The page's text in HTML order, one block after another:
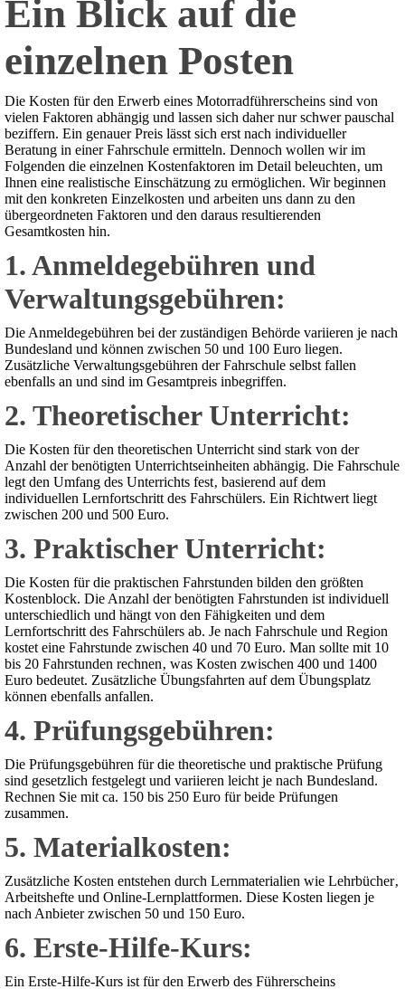
Ein Blick auf die
einzelnen Posten
Die Kosten für den Erwerb eines Motorradführerscheins sind von
vielen Faktoren abhängig und lassen sich daher nur schwer pauschal
beziffern. Ein genauer Preis lässt sich erst nach individueller
Beratung in einer Fahrschule ermitteln. Dennoch wollen wir im
Folgenden die einzelnen Kostenfaktoren im Detail beleuchten‚ um
Ihnen eine realistische Einschätzung zu ermöglichen. Wir beginnen
mit den konkreten Einzelkosten und arbeiten uns dann zu den
übergeordneten Faktoren und den daraus resultierenden
Gesamtkosten hin.
1. Anmeldegebühren und
Verwaltungsgebühren:
Die Anmeldegebühren bei der zuständigen Behörde variieren je nach
Bundesland und können zwischen 50 und 100 Euro liegen.
Zusätzliche Verwaltungsgebühren der Fahrschule selbst fallen
ebenfalls an und sind im Gesamtpreis inbegriffen.
2. Theoretischer Unterricht:
Die Kosten für den theoretischen Unterricht sind stark von der
Anzahl der benötigten Unterrichtseinheiten abhängig. Die Fahrschule
legt den Umfang des Unterrichts fest‚ basierend auf dem
individuellen Lernfortschritt des Fahrschülers. Ein Richtwert liegt
zwischen 200 und 500 Euro.
3. Praktischer Unterricht:
Die Kosten für die praktischen Fahrstunden bilden den größten
Kostenblock. Die Anzahl der benötigten Fahrstunden ist individuell
unterschiedlich und hängt von den Fähigkeiten und dem
Lernfortschritt des Fahrschülers ab. Je nach Fahrschule und Region
kostet eine Fahrstunde zwischen 40 und 70 Euro. Man sollte mit 10
bis 20 Fahrstunden rechnen‚ was Kosten zwischen 400 und 1400
Euro bedeutet. Zusätzliche Übungsfahrten auf dem Übungsplatz
können ebenfalls anfallen.
4. Prüfungsgebühren:
Die Prüfungsgebühren für die theoretische und praktische Prüfung
sind gesetzlich festgelegt und variieren leicht je nach Bundesland.
Rechnen Sie mit ca. 150 bis 250 Euro für beide Prüfungen
zusammen.
5. Materialkosten:
Zusätzliche Kosten entstehen durch Lernmaterialien wie Lehrbücher‚
Arbeitshefte und Online-Lernplattformen. Diese Kosten liegen je
nach Anbieter zwischen 50 und 150 Euro.
6. Erste-Hilfe-Kurs:
Ein Erste-Hilfe-Kurs ist für den Erwerb des Führerscheins